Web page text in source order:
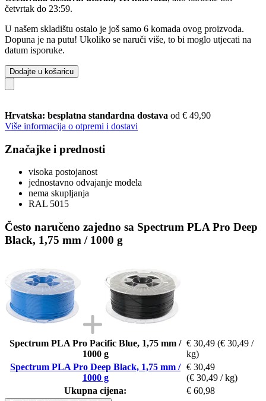
četvrtak do 23:59.
U našem skladištu ostalo je još samo 6 komada ovog proizvoda.
Dopuna je na putu! Ukoliko se naruči više, to bi moglo utjecati na
datum isporuke.
Dodajte u košaricu
Hrvatska: besplatna standardna dostava od € 49,90
Više informacija o otpremi i dostavi
Značajke i prednosti
visoka postojanost
jednostavno odvajanje modela
nema skupljanja
RAL 5015
Često naručeno zajedno sa Spectrum PLA Pro Deep
Black, 1,75 mm / 1000 g
Spectrum PLA Pro Pacific Blue, 1,75 mm /
1000 g
€ 30,49 (€ 30,49 /
kg)
Spectrum PLA Pro Deep Black, 1,75 mm /
1000 g
€ 30,49
(€ 30,49 / kg)
Ukupna cijena:
€ 60,98